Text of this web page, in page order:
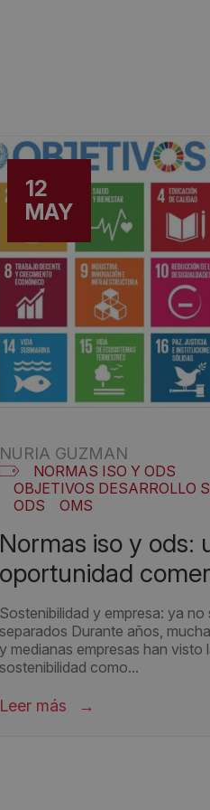
12
MAY
NURIA GUZMAN
NORMAS ISO Y ODS
OBJETIVOS DESARROLLO
ODS
OMS
normas iso y ods: una
oportunidad
Sostenibilidad y empresa: ya no
separados Durante años,
y medianas empresas han visto
sostenibilidad como...
Leer más